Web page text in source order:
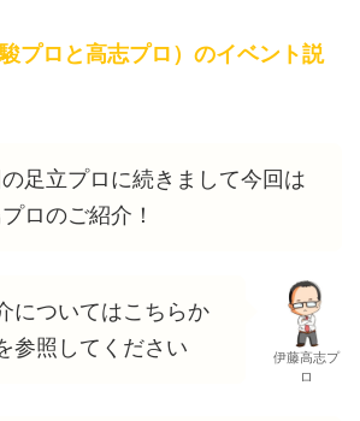
プロと高志プロ）のイベント説
足立プロに続きまして今回は
ロのご紹介！
についてはこちらか
参照してください
伊藤高志プ
ロ